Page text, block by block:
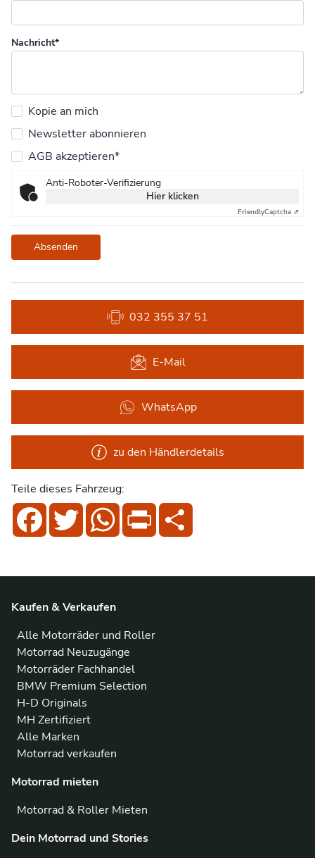
Nachricht*
Kopie an mich
Newsletter abonnieren
AGB akzeptieren*
Anti-Roboter-Verifizierung
Hier klicken
FriendlyCaptcha ⇗
Absenden
032 355 37 51
E-Mail
WhatsApp
zu den Händlerdetails
Teile dieses Fahrzeug:
FacebookTwitterWhatsAppPrint
Kaufen & Verkaufen
Alle Motorräder und Roller
Motorrad Neuzugänge
Motorräder Fachhandel
BMW Premium Selection
H-D Originals
MH Zertifiziert
Alle Marken
Motorrad verkaufen
Motorrad mieten
Motorrad & Roller Mieten
Dein Motorrad und Stories